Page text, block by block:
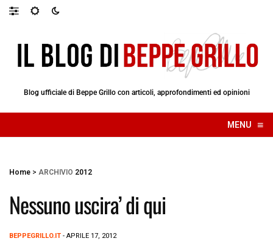
Blog ufficiale di Beppe Grillo con articoli, approfondimenti ed opinioni
MENU ≡
☰
Home > ARCHIVIO 2012
Nessuno uscira’ di qui
BEPPEGRILLO.IT - APRILE 17, 2012